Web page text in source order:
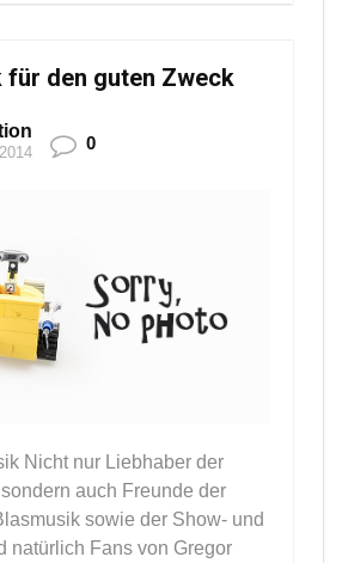
für den guten Zweck
0
Nicht nur Liebhaber der
auch Freunde der
sowie der Show- und
natürlich Fans von Gregor